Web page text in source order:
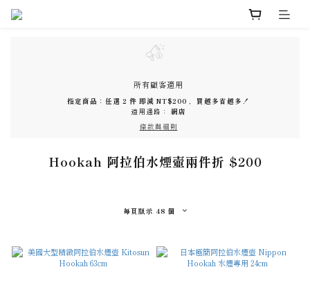
所有顧客適用
指定商品：任選 2 件 即減 NT$200 ，買越多省越多！
適用通路： 網店
條款與細則
Hookah 阿拉伯水煙壺兩件折 $200
每頁顯示 48 個